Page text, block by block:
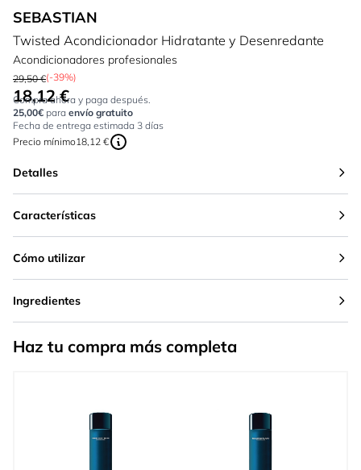
SEBASTIAN
Twisted Acondicionador Hidratante y Desenredante
Acondicionadores profesionales
29,50 €(-39%)
Tan bajo como:
18,12 €
Compra ahora y paga después.
25,00€ para envío gratuito
Fecha de entrega estimada 3 días
Precio mínimo18,12 €
Detalles
Características
Cómo utilizar
Ingredientes
Haz tu compra más completa